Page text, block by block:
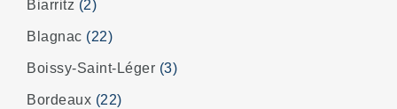
Biarritz (2)
Blagnac (22)
Boissy-Saint-Léger (3)
Bordeaux (22)